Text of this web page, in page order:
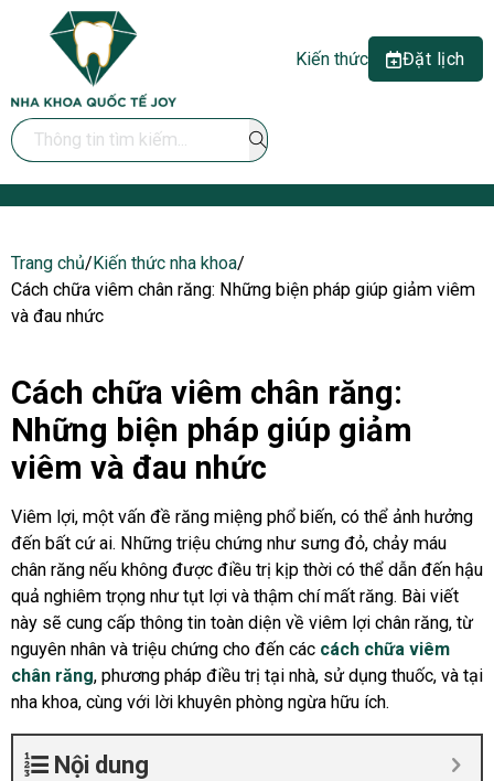
Search ...
Kiến thức Đặt lịch
Trang chủ/Kiến thức nha khoa/
Cách chữa viêm chân răng: Những biện pháp giúp giảm viêm
và đau nhức
Cách chữa viêm chân răng:
Những biện pháp giúp giảm
viêm và đau nhức
Viêm lợi, một vấn đề răng miệng phổ biến, có thể ảnh hưởng
đến bất cứ ai. Những triệu chứng như sưng đỏ, chảy máu
chân răng nếu không được điều trị kịp thời có thể dẫn đến hậu
quả nghiêm trọng như tụt lợi và thậm chí mất răng. Bài viết
này sẽ cung cấp thông tin toàn diện về viêm lợi chân răng, từ
nguyên nhân và triệu chứng cho đến các cách chữa viêm
chân răng, phương pháp điều trị tại nhà, sử dụng thuốc, và tại
nha khoa, cùng với lời khuyên phòng ngừa hữu ích.
Nội dung